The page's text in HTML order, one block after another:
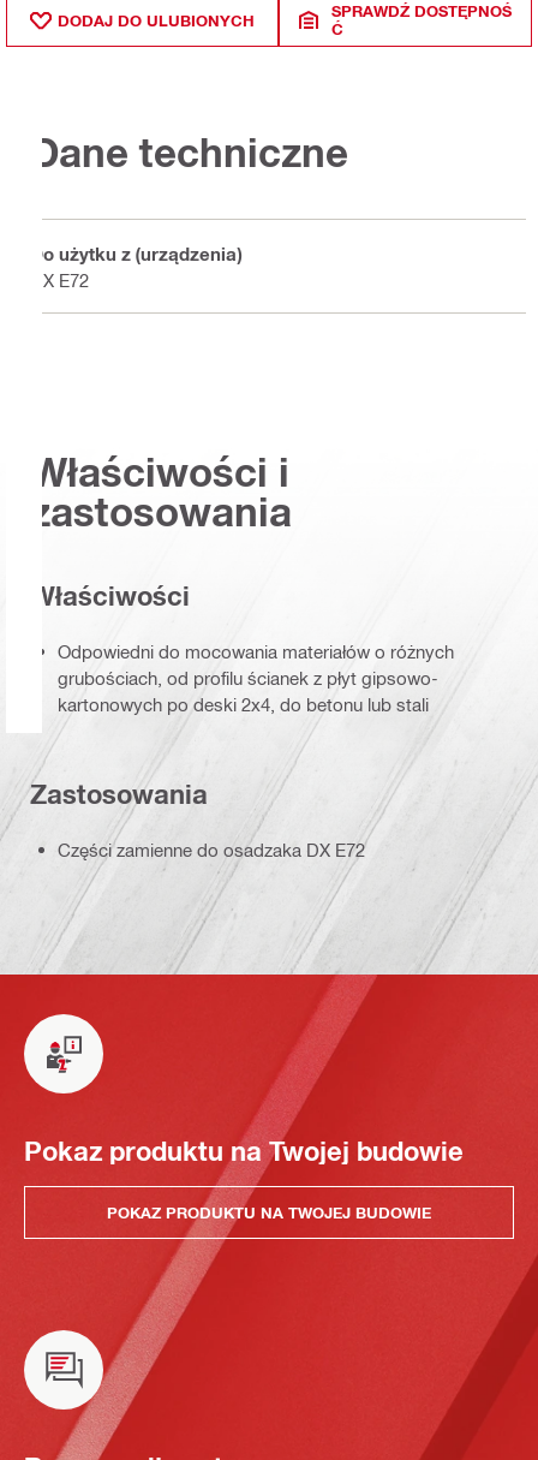
DODAJ DO ULUBIONYCH
SPRAWDŹ DOSTĘPNOŚ
Ć
Dane techniczne
Do użytku z (urządzenia)
DX E72
Właściwości i
zastosowania
Właściwości
Odpowiedni do mocowania materiałów o różnych
grubościach, od profilu ścianek z płyt gipsowo-
kartonowych po deski 2x4, do betonu lub stali
Zastosowania
Części zamienne do osadzaka DX E72
Pokaz produktu na Twojej budowie
POKAZ PRODUKTU NA TWOJEJ BUDOWIE